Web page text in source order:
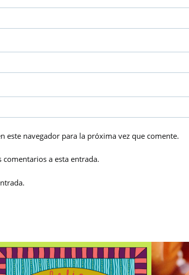
este navegador para la próxima vez que comente.
a esta entrada.